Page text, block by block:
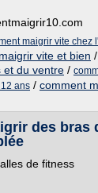
maigrir vite chez
vite et bien /
et du ventre /
ans / comment
des bras
de fitness